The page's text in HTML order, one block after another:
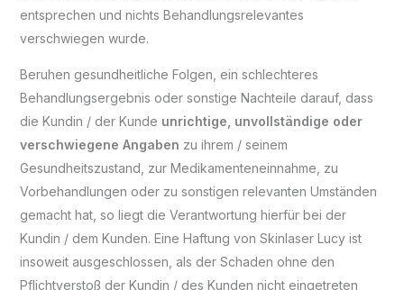
entsprechen und nichts Behandlungsrelevantes
verschwiegen wurde.
Beruhen gesundheitliche Folgen, ein schlechteres
Behandlungsergebnis oder sonstige Nachteile darauf, dass
die Kundin / der Kunde unrichtige, unvollständige oder
verschwiegene Angaben zu ihrem / seinem
Gesundheitszustand, zur Medikamenteneinnahme, zu
Vorbehandlungen oder zu sonstigen relevanten Umständen
gemacht hat, so liegt die Verantwortung hierfür bei der
Kundin / dem Kunden. Eine Haftung von Skinlaser Lucy ist
insoweit ausgeschlossen, als der Schaden ohne den
Pflichtverstoß der Kundin / des Kunden nicht eingetreten